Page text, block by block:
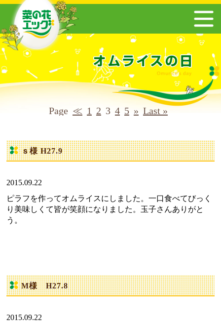
Page ≪ 1 2 3 4 5 » Last »
ｓ様 H27.9
2015.09.22
ピラフを作ってオムライスにしました。一口食べてびっく
り美味しくて皆が笑顔になりました。玉子さんありがと
う。
M様 H27.8
2015.09.22